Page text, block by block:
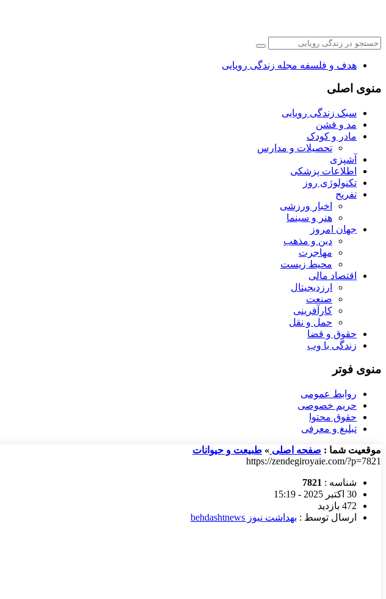
هدف و فلسفه مجله زندگی رویایی
منوی اصلی
سبک زندگی رویایی
مد و فشن
مادر و کودک
تحصیلات و مدارس
آشپزی
اطلاعات پزشکی
تکنولوژی روز
تفریح
اخبار ورزشی
هنر و سینما
جهان امروز
دین و مذهب
مهاجرت
محیط زیست
اقتصاد مالی
ارزدیجیتال
صنعت
کارآفرینی
حمل و نقل
حقوق و قضا
زندگی با وب
منوی فوتر
روابط عمومی
حریم خصوصی
حقوق محتوا
تبلیغ و معرفی
موقعیت شما : صفحه اصلی » طبیعت و حیوانات
https://zendegiroyaie.com/?p=7821
شناسه : 7821
30 اکتبر 2025 - 15:19
472 بازدید
ارسال توسط : بهداشت نیوز behdashtnews